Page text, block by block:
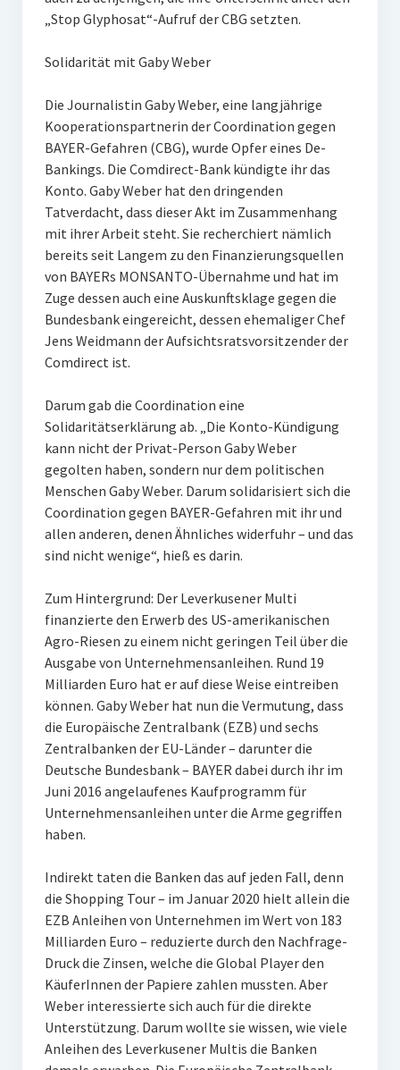
„Stop Glyphosat“-Aufruf der CBG setzten.
Solidarität mit Gaby Weber
Die Journalistin Gaby Weber, eine langjährige
Kooperationspartnerin der Coordination gegen
BAYER-Gefahren (CBG), wurde Opfer eines De-
Bankings. Die Comdirect-Bank kündigte ihr das
Konto. Gaby Weber hat den dringenden
Tatverdacht, dass dieser Akt im Zusammenhang
mit ihrer Arbeit steht. Sie recherchiert nämlich
bereits seit Langem zu den Finanzierungsquellen
von BAYERs MONSANTO-Übernahme und hat im
Zuge dessen auch eine Auskunftsklage gegen die
Bundesbank eingereicht, dessen ehemaliger Chef
Jens Weidmann der Aufsichtsratsvorsitzender der
Comdirect ist.
Darum gab die Coordination eine
Solidaritätserklärung ab. „Die Konto-Kündigung
kann nicht der Privat-Person Gaby Weber
gegolten haben, sondern nur dem politischen
Menschen Gaby Weber. Darum solidarisiert sich die
Coordination gegen BAYER-Gefahren mit ihr und
allen anderen, denen Ähnliches widerfuhr – und das
sind nicht wenige“, hieß es darin.
Zum Hintergrund: Der Leverkusener Multi
finanzierte den Erwerb des US-amerikanischen
Agro-Riesen zu einem nicht geringen Teil über die
Ausgabe von Unternehmensanleihen. Rund 19
Milliarden Euro hat er auf diese Weise eintreiben
können. Gaby Weber hat nun die Vermutung, dass
die Europäische Zentralbank (EZB) und sechs
Zentralbanken der EU-Länder – darunter die
Deutsche Bundesbank – BAYER dabei durch ihr im
Juni 2016 angelaufenes Kaufprogramm für
Unternehmensanleihen unter die Arme gegriffen
haben.
Indirekt taten die Banken das auf jeden Fall, denn
die Shopping Tour – im Januar 2020 hielt allein die
EZB Anleihen von Unternehmen im Wert von 183
Milliarden Euro – reduzierte durch den Nachfrage-
Druck die Zinsen, welche die Global Player den
KäuferInnen der Papiere zahlen mussten. Aber
Weber interessierte sich auch für die direkte
Unterstützung. Darum wollte sie wissen, wie viele
Anleihen des Leverkusener Multis die Banken